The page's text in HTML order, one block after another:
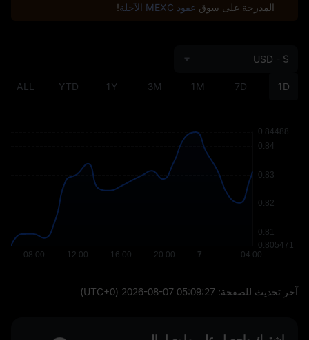
المدرجة على سوق عقود MEXC الآجلة !
1D
7D
1M
3M
1Y
YTD
ALL
USD - $
آخر تحديث للصفحة: 2026-08-07 05:09:27
(UTC+0)